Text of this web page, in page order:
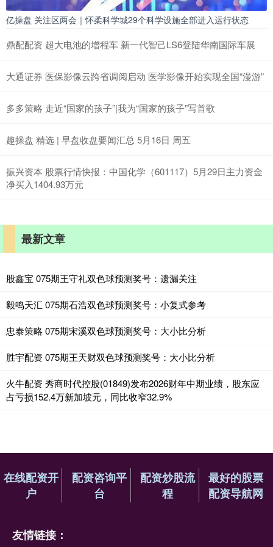
亿操盘 关注区两会｜怀柔科学城29个科学设施全部进入运行状态
鼎配配资 超大电池的增程车 新一代智己LS6登陆华南国际车展
大通证券 医保影像云跨省调阅启动 医学影像开始实现全国“漫游”
多多策略 走近“国家的孩子”|我为“国家的孩子”写首歌
趣操盘 精选 | 早盘收盘要闻汇总 5月16日 周五
振兴资本 股票行情快报：中国化学（601117）5月29日主力资金
净买入1404.93万元
最新文章
股鑫宝 075期王守礼双色球预测奖号：遗漏关注
毅鸣天汇 075期石浩双色球预测奖号：小复式参考
忠泰策略 075期宋溪双色球预测奖号：大小比分析
胜宇配资 075期王天财双色球预测奖号：大小比分析
火牛配资 秀商时代控股(01849)发布2026财年中期业绩，股东应
占亏损152.4万新加坡元，同比收窄32.9%
在线配资开
户
配资咨询平
台
配资炒股流
程
最好的股票
配资导航网
友情链接：